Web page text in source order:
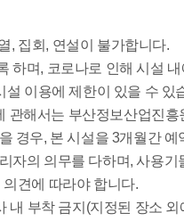
, 집회, 연설이 불가합니다.
하며, 코로나로 인해 시설
이용에 제한이 있을 수 있
관해서는 부산정보산업진
경우, 본 시설을 3개월간 예
자의 의무를 다하며, 사용
견에 따라야 합니다.
내 부착 금지(지정된 장소